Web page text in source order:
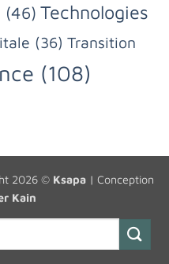
(46) Technologies
(36) Transition
(108)
2026 © Ksapa| Conception
Kain